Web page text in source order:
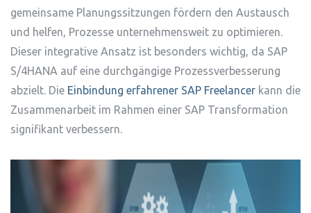
gemeinsame Planungssitzungen fördern den Austausch
und helfen, Prozesse unternehmensweit zu optimieren.
Dieser integrative Ansatz ist besonders wichtig, da SAP
S/4HANA auf eine durchgängige Prozessverbesserung
abzielt. Die Einbindung erfahrener SAP Freelancer kann die
Zusammenarbeit im Rahmen einer SAP Transformation
signifikant verbessern.